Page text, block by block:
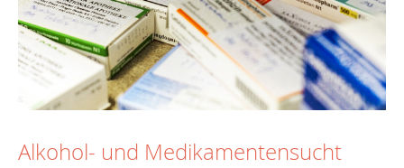
Alkohol- und Medikamentensucht